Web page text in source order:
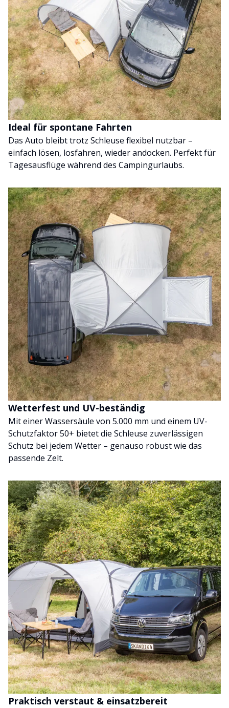
Ideal für spontane Fahrten
Das Auto bleibt trotz Schleuse flexibel nutzbar –
einfach lösen, losfahren, wieder andocken. Perfekt für
Tagesausflüge während des Campingurlaubs.
Wetterfest und UV-beständig
Mit einer Wassersäule von 5.000 mm und einem UV-
Schutzfaktor 50+ bietet die Schleuse zuverlässigen
Schutz bei jedem Wetter – genauso robust wie das
passende Zelt.
Praktisch verstaut & einsatzbereit